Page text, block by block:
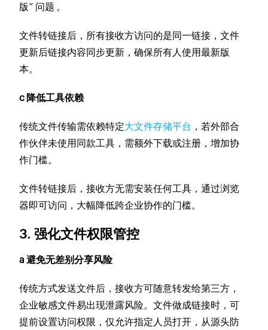
版” 问题 。
文件转链接后，所有接收方访问的是同一链接，文件
更新后链接内容同步更新，确保所有人使用最新版
本。
c 降低工具依赖
传统文件传输需依赖特定大文件存储平台 ，若外部合
作伙伴未使用同款工具，需额外下载或注册，增加协
作门槛。
文件转链接后，接收方无需安装任何工具，通过浏览
器即可访问，大幅降低跨企业协作的门槛。
3. 强化文件权限管控
a 避免无差别分享风险
传统方式发送文件后，接收方可随意转发给第三方，
企业敏感文件易出现泄露风险。文件做成链接时，可
提前设置访问权限，仅允许指定人员打开，从源头防